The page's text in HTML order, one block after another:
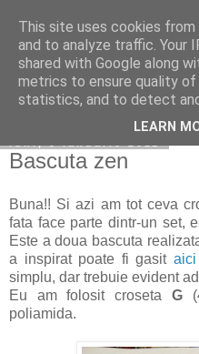
Copilarim
Bascuta zen
Buna!! Si azi am tot ceva
fata face parte dintr-un set,
Este a doua bascuta
a inspirat poate fi gasit
simplu, dar trebuie evident
Eu am folosit croseta G
poliamida.
This site uses cookies
and to analyze traffic. Your
shared with Google along
metrics to ensure quality of
statistics, and to detect
LEARN